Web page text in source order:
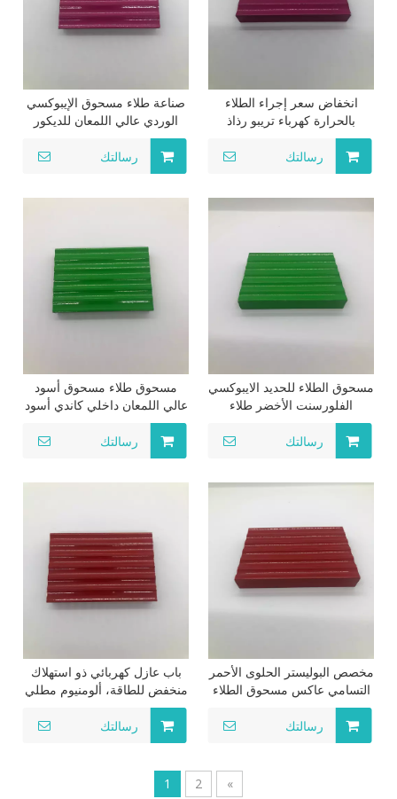
انخفاض سعر إجراء الطلاء
بالحرارة كهرباء تريبو رذاذ
مسحوق الطلاء لاستخدام الأبواب
الفولاذية
رسالتك
صناعة طلاء مسحوق الإيبوكسي
الوردي عالي اللمعان للديكور
رسالتك
مسحوق الطلاء للحديد الايبوكسي
الفلورسنت الأخضر طلاء
البلاستيك طلاء الأثاث طلاء
المباني رذاذ الطلاء الأجهزة
رسالتك
مسحوق طلاء مسحوق أسود
عالي اللمعان داخلي كاندي أسود
رسالتك
مخصص البوليستر الحلوى الأحمر
التسامي عاكس مسحوق الطلاء
للسيارات الفرامل الفرجار طلاء
البلاستيك طلاء الأثاث
رسالتك
باب عازل كهربائي ذو استهلاك
منخفض للطاقة، ألومنيوم مطلي
رسالتك
1 2 »